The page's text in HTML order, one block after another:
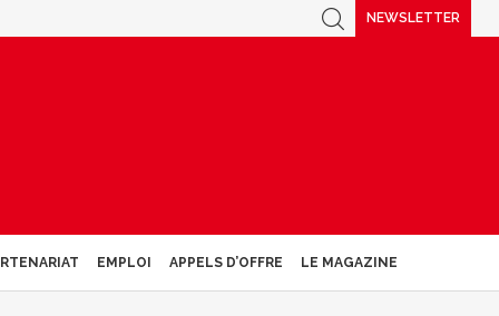
NEWSLETTER
EMPLOI APPELS D’OFFRE LE MAGAZINE